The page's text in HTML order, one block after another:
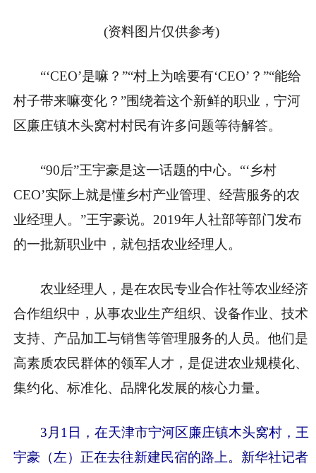
(资料图片仅供参考)
“‘CEO’是嘛？”“村上为啥要有‘CEO’？”“能给
村子带来嘛变化？”围绕着这个新鲜的职业，宁河
区廉庄镇木头窝村村民有许多问题等待解答。
“90后”王宇豪是这一话题的中心。“‘乡村
CEO’实际上就是懂乡村产业管理、经营服务的农
业经理人。”王宇豪说。2019年人社部等部门发布
的一批新职业中，就包括农业经理人。
农业经理人，是在农民专业合作社等农业经济
合作组织中，从事农业生产组织、设备作业、技术
支持、产品加工与销售等管理服务的人员。他们是
高素质农民群体的领军人才，是促进农业规模化、
集约化、标准化、品牌化发展的核心力量。
3月1日，在天津市宁河区廉庄镇木头窝村，王
宇豪（左）正在去往新建民宿的路上。新华社记者